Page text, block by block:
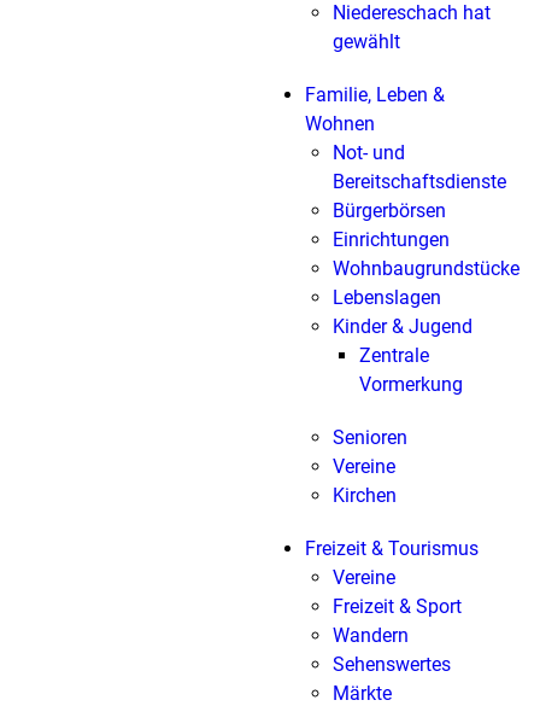
Niedereschach hat
gewählt
Familie, Leben &
Wohnen
Not- und
Bereitschaftsdienste
Bürgerbörsen
Einrichtungen
Wohnbaugrundstücke
Lebenslagen
Kinder & Jugend
Zentrale
Vormerkung
Senioren
Vereine
Kirchen
Freizeit & Tourismus
Vereine
Freizeit & Sport
Wandern
Sehenswertes
Märkte